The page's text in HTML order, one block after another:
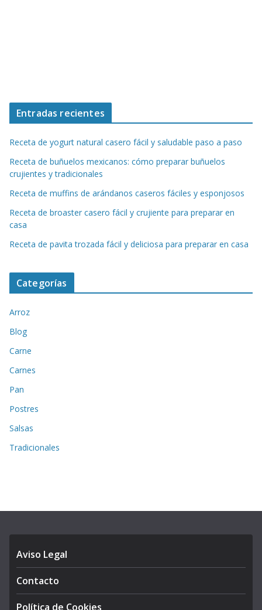
Entradas recientes
Receta de yogurt natural casero fácil y saludable paso a paso
Receta de buñuelos mexicanos: cómo preparar buñuelos
crujientes y tradicionales
Receta de muffins de arándanos caseros fáciles y esponjosos
Receta de broaster casero fácil y crujiente para preparar en
casa
Receta de pavita trozada fácil y deliciosa para preparar en casa
Categorías
Arroz
Blog
Carne
Carnes
Pan
Postres
Salsas
Tradicionales
Aviso Legal
Contacto
Política de Cookies